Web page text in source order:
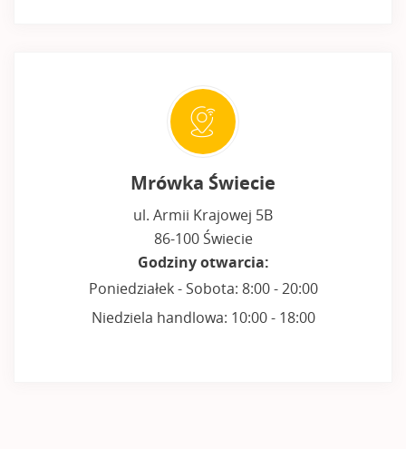
Mrówka Świecie
ul. Armii Krajowej 5B
86-100 Świecie
Godziny otwarcia:
Poniedziałek - Sobota: 8:00 - 20:00
Niedziela handlowa: 10:00 - 18:00